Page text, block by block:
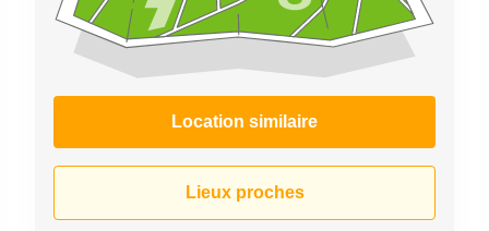
Location similaire
Lieux proches